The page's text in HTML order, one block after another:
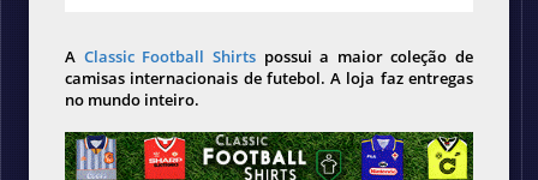
A Classic Football Shirts possui a maior coleção de
camisas internacionais de futebol. A loja faz entregas
no mundo inteiro.